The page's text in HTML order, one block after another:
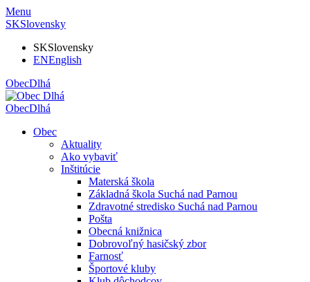
Menu
SKSlovensky
SKSlovensky
ENEnglish
ObecDlhá
ObecDlhá
Obec
Aktuality
Ako vybaviť
Inštitúcie
Materská škola
Základná škola Suchá nad Parnou
Zdravotné stredisko Suchá nad Parnou
Pošta
Obecná knižnica
Dobrovoľný hasičský zbor
Farnosť
Športové kluby